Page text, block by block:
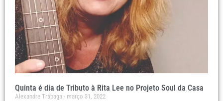
Quinta é dia de Tributo à Rita Lee no Projeto Soul da Casa
Alexandre Trápaga março 31, 2022